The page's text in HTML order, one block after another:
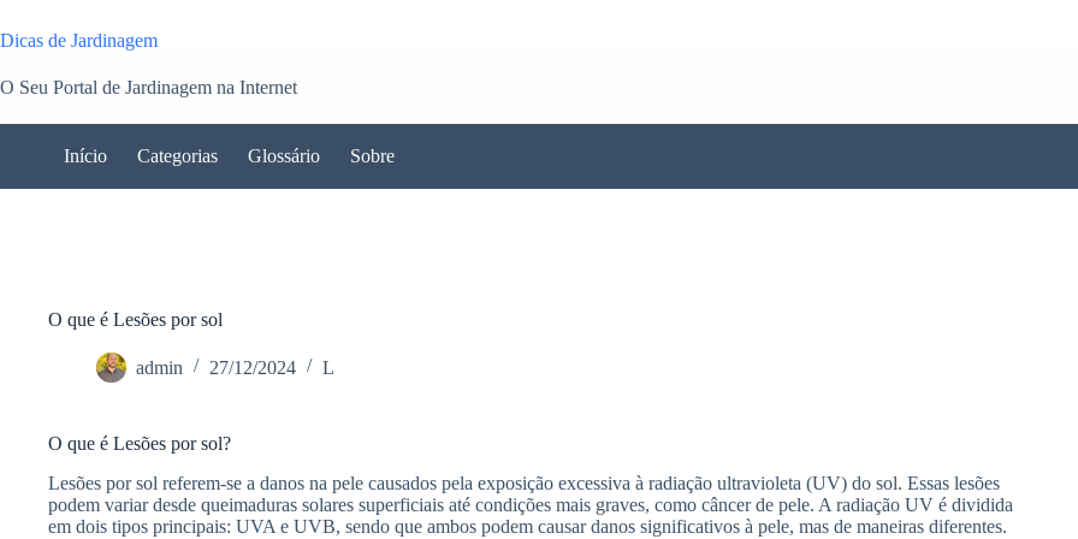
para
o
Dicas de Jardinagem
O Seu Portal de Jardinagem na Internet
Início Categorias Glossário Sobre
O que é Lesões por sol
admin 27/12/2024 L
O que é Lesões por sol?
Lesões por sol referem-se a danos na pele causados pela exposição excessiva à radiação ultravioleta (UV) do sol. Essas lesões
podem variar desde queimaduras solares superficiais até condições mais graves, como câncer de pele. A radiação UV é dividida
em dois tipos principais: UVA e UVB, sendo que ambos podem causar danos significativos à pele, mas de maneiras diferentes.